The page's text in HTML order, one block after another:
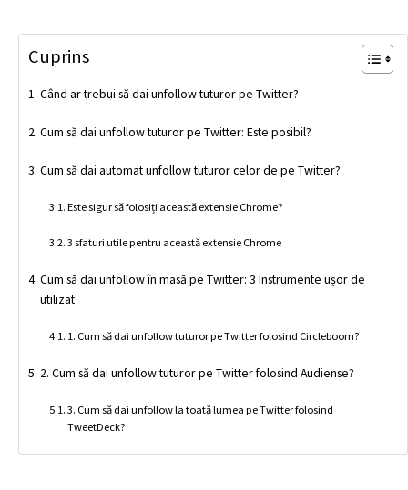
Cuprins
Când ar trebui să dai unfollow tuturor pe Twitter?
Cum să dai unfollow tuturor pe Twitter: Este posibil?
Cum să dai automat unfollow tuturor celor de pe Twitter?
Este sigur să folosiți această extensie Chrome?
3 sfaturi utile pentru această extensie Chrome
Cum să dai unfollow în masă pe Twitter: 3 Instrumente ușor de
utilizat
1. Cum să dai unfollow tuturor pe Twitter folosind Circleboom?
2. Cum să dai unfollow tuturor pe Twitter folosind Audiense?
3. Cum să dai unfollow la toată lumea pe Twitter folosind
TweetDeck?